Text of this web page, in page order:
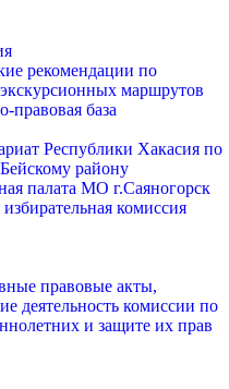
рекомендации по
экскурсионных маршрутов
правовая база
Республики Хакасия по
району
палата МО г.Саяногорск
комиссия
правовые акты,
деятельность комиссии по
и защите их прав